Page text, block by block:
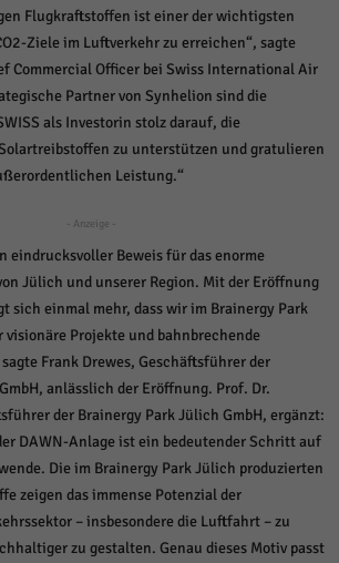
Flugkraftstoffen ist einer der wichtigsten
Ziele im Luftverkehr zu erreichen“, sagte
Commercial Officer bei Swiss International Air
Partner von Synhelion sind die
als Investorin stolz darauf, die
zu unterstützen und gratulieren
Leistung.“
- Anzeige -
eindrucksvoller Beweis für das enorme
Jülich und unserer Region. Mit der Eröffnung
sich einmal mehr, dass wir im Brainergy Park
Projekte und bahnbrechende
Frank Drewes, Geschäftsführer der
anlässlich der Eröffnung. Prof. Dr.
der Brainergy Park Jülich GmbH, ergänzt:
DAWN-Anlage ist ein bedeutender Schritt auf
Die im Brainergy Park Jülich produzierten
zeigen das immense Potenzial der
– insbesondere die Luftfahrt – zu
zu gestalten. Genau dieses Motiv passt